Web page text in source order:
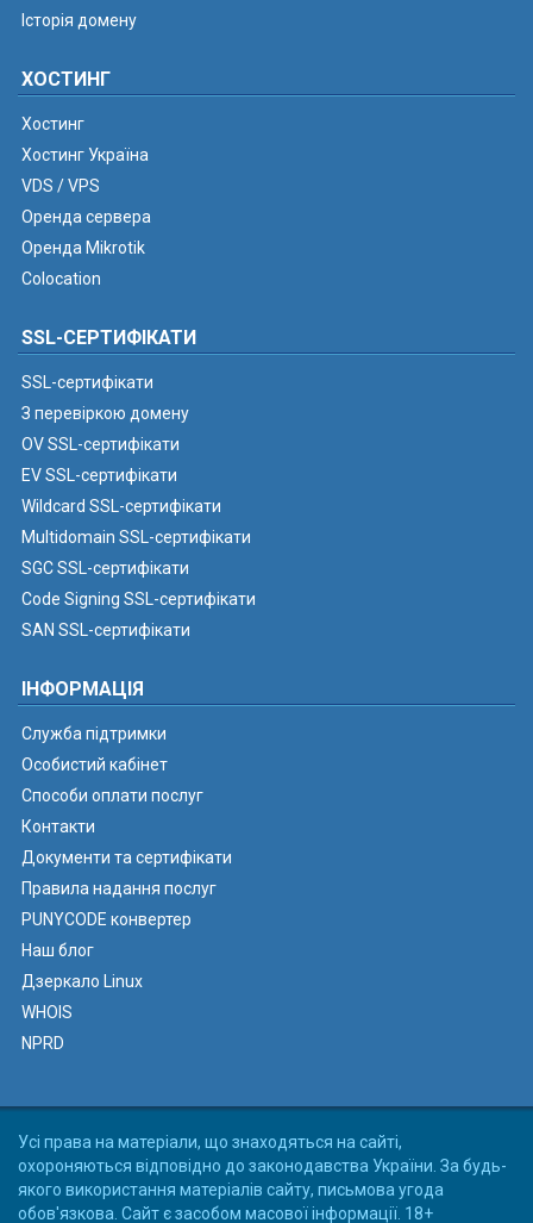
Історія домену
ХОСТИНГ
Хостинг
Хостинг Україна
VDS / VPS
Оренда сервера
Оренда Mikrotik
Colocation
SSL-СЕРТИФІКАТИ
SSL-сертифікати
З перевіркою домену
OV SSL-сертифікати
EV SSL-сертифікати
Wildcard SSL-сертифікати
Multidomain SSL-сертифікати
SGC SSL-сертифікати
Code Signing SSL-сертифікати
SAN SSL-сертифікати
ІНФОРМАЦІЯ
Служба підтримки
Особистий кабінет
Способи оплати послуг
Контакти
Документи та сертифікати
Правила надання послуг
PUNYCODE конвертер
Наш блог
Дзеркало Linux
WHOIS
NPRD
Усі права на матеріали, що знаходяться на сайті,
охороняються відповідно до законодавства України. За будь-
якого використання матеріалів сайту, письмова угода
обов'язкова. Сайт є засобом масової інформації. 18+